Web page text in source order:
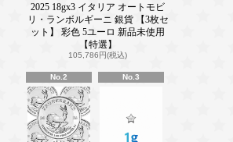
2025 18gx3 イタリア オートモビ
リ・ランボルギーニ 銀貨 【3枚セ
ット】 彩色 5ユーロ 新品未使用
【特選】
105,786円(税込)
No.2 No.3